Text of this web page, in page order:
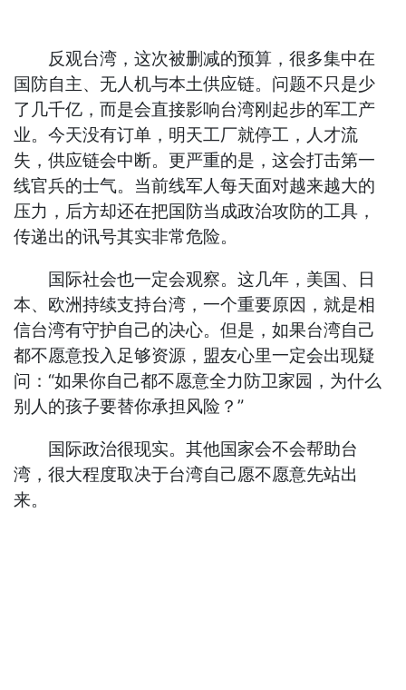
反观台湾，这次被删减的预算，很多集中在
国防自主、无人机与本土供应链。问题不只是少
了几千亿，而是会直接影响台湾刚起步的军工产
业。今天没有订单，明天工厂就停工，人才流
失，供应链会中断。更严重的是，这会打击第一
线官兵的士气。当前线军人每天面对越来越大的
压力，后方却还在把国防当成政治攻防的工具，
传递出的讯号其实非常危险。
国际社会也一定会观察。这几年，美国、日
本、欧洲持续支持台湾，一个重要原因，就是相
信台湾有守护自己的决心。但是，如果台湾自己
都不愿意投入足够资源，盟友心里一定会出现疑
问：“如果你自己都不愿意全力防卫家园，为什么
别人的孩子要替你承担风险？”
国际政治很现实。其他国家会不会帮助台
湾，很大程度取决于台湾自己愿不愿意先站出
来。